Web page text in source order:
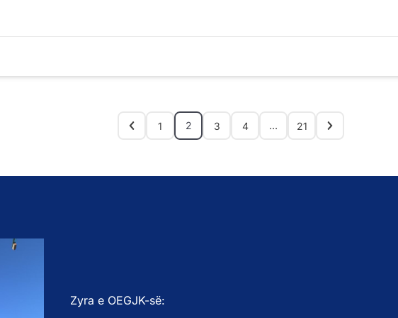
1 2 3 4 … 21
Zyra e OEGJK-së: